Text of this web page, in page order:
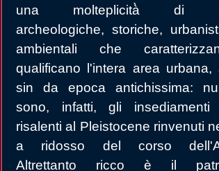
una molteplicità̀ di
archeologiche, storiche,
ambientali che
qualificano l'intera area urbana,
sin da epoca antichissima:
sono, infatti, gli insediamenti
risalenti al Pleistocene rinvenuti
a ridosso del corso
Altrettanto ricco è il